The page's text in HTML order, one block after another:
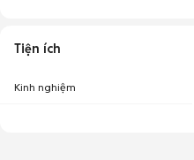
Tiện ích
Kinh nghiệm